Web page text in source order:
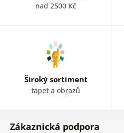
nad 2500 Kč
Široký sortiment
tapet a obrazů
Zákaznická podpora